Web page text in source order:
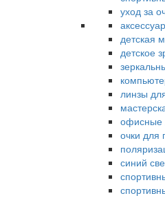
уход за
детская
детское
линзы
офисные
очки для
синий